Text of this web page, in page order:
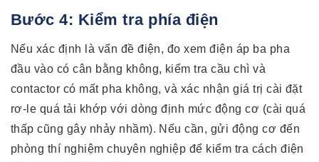
Bước 4: Kiểm tra phía điện
Nếu xác định là vấn đề điện, đo xem điện áp ba pha
đầu vào có cân bằng không, kiểm tra cầu chì và
contactor có mất pha không, và xác nhận giá trị cài đặt
rơ-le quá tải khớp với dòng định mức động cơ (cài quá
thấp cũng gây nhảy nhầm). Nếu cần, gửi động cơ đến
phòng thí nghiệm chuyên nghiệp để kiểm tra cách điện